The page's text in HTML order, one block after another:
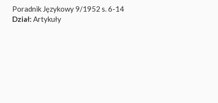
Poradnik Językowy 9/1952 s. 6-14
Dział: Artykuły